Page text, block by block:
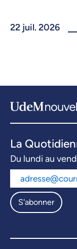
22 juil. 2026
La
Du lundi au
S'abonner